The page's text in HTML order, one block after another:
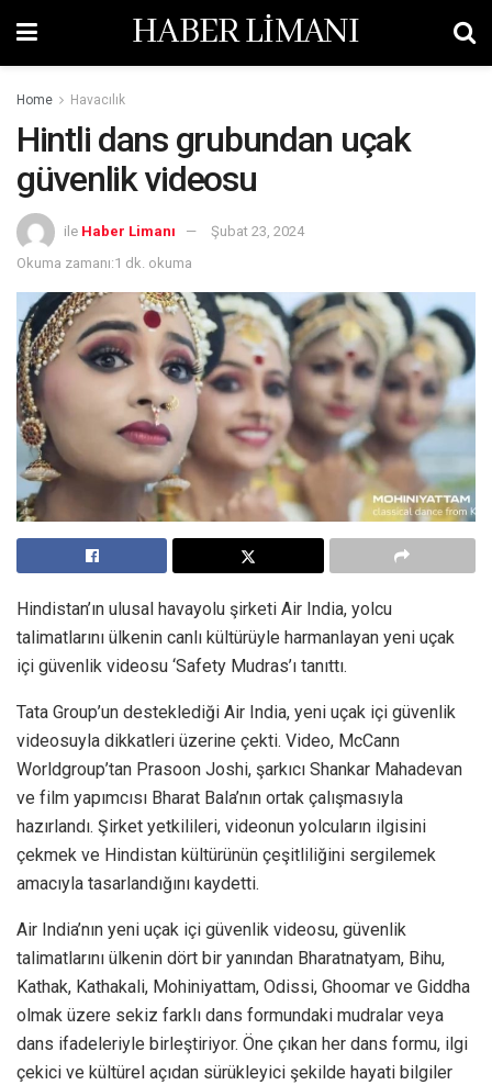
HABER LİMANI
Home Havacılık
Hintli dans grubundan uçak
güvenlik videosu
ile Haber Limanı
Şubat 23, 2024
Okuma zamanı:1 dk. okuma
Hindistan’ın ulusal havayolu şirketi Air India, yolcu
talimatlarını ülkenin canlı kültürüyle harmanlayan yeni uçak
içi güvenlik videosu ‘Safety Mudras’ı tanıttı.
Tata Group’un desteklediği Air India, yeni uçak içi güvenlik
videosuyla dikkatleri üzerine çekti. Video, McCann
Worldgroup’tan Prasoon Joshi, şarkıcı Shankar Mahadevan
ve film yapımcısı Bharat Bala’nın ortak çalışmasıyla
hazırlandı. Şirket yetkilileri, videonun yolcuların ilgisini
çekmek ve Hindistan kültürünün çeşitliliğini sergilemek
amacıyla tasarlandığını kaydetti.
Air India’nın yeni uçak içi güvenlik videosu, güvenlik
talimatlarını ülkenin dört bir yanından Bharatnatyam, Bihu,
Kathak, Kathakali, Mohiniyattam, Odissi, Ghoomar ve Giddha
olmak üzere sekiz farklı dans formundaki mudralar veya
dans ifadeleriyle birleştiriyor. Öne çıkan her dans formu, ilgi
çekici ve kültürel açıdan sürükleyici şekilde hayati bilgiler